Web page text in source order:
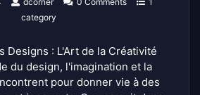
category
Designs : L'Art de la Créativité
du design, l'imagination et la
pour donner vie à des